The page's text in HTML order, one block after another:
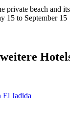
private beach and
15 to September 15
Jadida